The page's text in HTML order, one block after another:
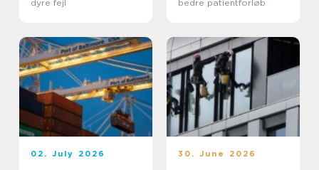
dyre fejl bedre patientforløb
02. July 2026 30. June 2026